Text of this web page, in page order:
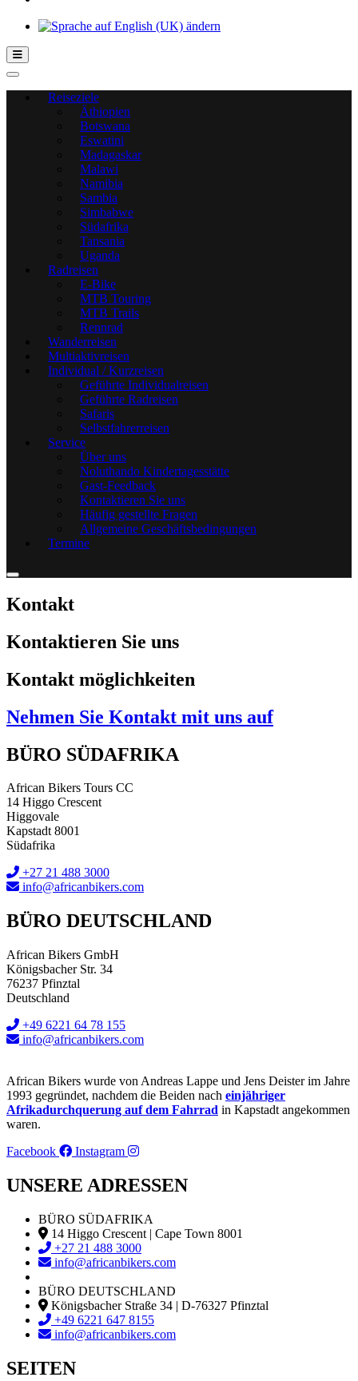
Hamburger Toggle-Menü
Reiseziele
Äthiopien
Botswana
Eswatini
Madagaskar
Malawi
Namibia
Sambia
Simbabwe
Südafrika
Tansania
Uganda
Radreisen
E-Bike
MTB Touring
MTB Trails
Rennrad
Wanderreisen
Multiaktivreisen
Individual / Kurzreisen
Geführte Individualreisen
Geführte Radreisen
Safaris
Selbstfahrerreisen
Service
Über uns
Noluthando Kindertagesstätte
Gast-Feedback
Kontaktieren Sie uns
Häufig gestellte Fragen
Allgemeine Geschäftsbedingungen
Termine
Kontakt
Kontaktieren Sie uns
Kontakt möglichkeiten
Nehmen Sie Kontakt mit uns auf
BÜRO SÜDAFRIKA
African Bikers Tours CC
14 Higgo Crescent
Higgovale
Kapstadt 8001
Südafrika
+27 21 488 3000
info@africanbikers.com
BÜRO DEUTSCHLAND
African Bikers GmbH
Königsbacher Str. 34
76237 Pfinztal
Deutschland
+49 6221 64 78 155
info@africanbikers.com
African Bikers wurde von Andreas Lappe und Jens Deister im Jahre
1993 gegründet, nachdem die Beiden nach einjähriger
Afrikadurchquerung auf dem Fahrrad in Kapstadt angekommen
waren.
Facebook
Instagram
UNSERE ADRESSEN
BÜRO SÜDAFRIKA
14 Higgo Crescent | Cape Town 8001
+27 21 488 3000
info@africanbikers.com
BÜRO DEUTSCHLAND
Königsbacher Straße 34 | D-76327 Pfinztal
+49 6221 647 8155
info@africanbikers.com
SEITEN